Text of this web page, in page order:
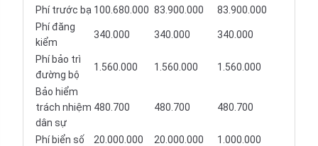
Phí trước bạ 100.680.000 83.900.000
83.900.000
Phí đăng
kiểm
340.000 340.000 340.000
Phí bảo trì
đường bộ
1.560.000 1.560.000 1.560.000
Bảo hiểm
trách nhiệm
dân sự
480.700 480.700 480.700
Phí biển số 20.000.000 20.000.000
1.000.000